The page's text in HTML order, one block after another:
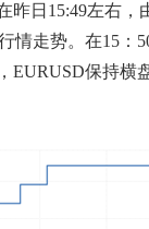
昨日15:49左右
情走势。在15：
EURUSD保持横